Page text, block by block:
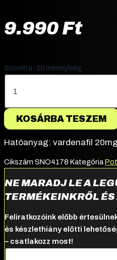
9.990 Ft
Snovitra-20 mennyiség
KOSÁRBA TESZEM
Hatóanyag: vardenafil 20mg
Cikszám SNO4178 Kategória
NE MARADJ LE A
TERMÉKEINKRŐL
Feliratkozóink előbb
és készlethiány előtti
– csatlakozz most!